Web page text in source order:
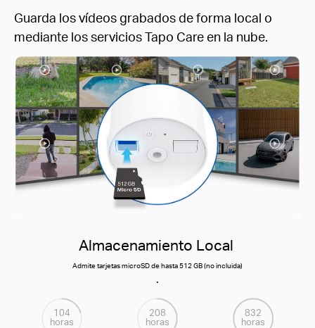
Guarda los vídeos grabados de forma local o
mediante los servicios Tapo Care en la nube.
Almacenamiento Local
Admite tarjetas microSD de hasta 512 GB (no incluida)
.
104
horas
208
horas
832
horas